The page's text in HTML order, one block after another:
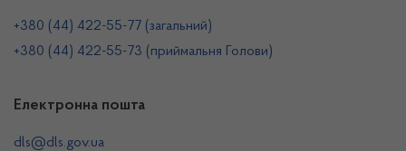
+380 (44) 422-55-77 (загальний)
+380 (44) 422-55-73 (приймальня Голови)
Електронна пошта
dls@dls.gov.ua